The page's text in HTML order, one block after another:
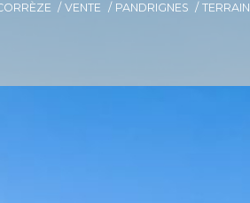
VENTE PANDRIGNES TERRAIN